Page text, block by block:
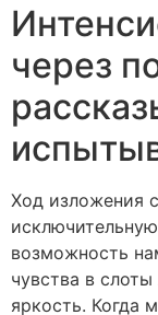
через
Ход изложения
возможность
чувства в
яркость. Когда